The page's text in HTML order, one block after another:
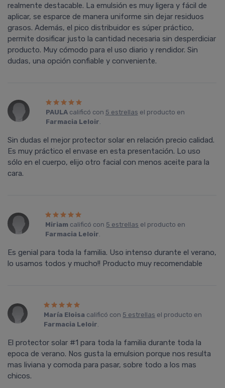
realmente destacable. La emulsión es muy ligera y fácil de
aplicar, se esparce de manera uniforme sin dejar residuos
grasos. Además, el pico distribuidor es súper práctico,
permite dosificar justo la cantidad necesaria sin desperdiciar
producto. Muy cómodo para el uso diario y rendidor. Sin
dudas, una opción confiable y conveniente.
PAULAcalificó con 5 estrellas el producto en
Farmacia Leloir.
Sin dudas el mejor protector solar en relación precio calidad.
Es muy práctico el envase en esta presentación. Lo uso
sólo en el cuerpo, elijo otro facial con menos aceite para la
cara.
Miriam calificó con 5 estrellas el producto en
Farmacia Leloir.
Es genial para toda la familia. Uso intenso durante el verano,
lo usamos todos y mucho!! Producto muy recomendable
María Eloisa calificó con 5 estrellas el producto en
Farmacia Leloir.
El protector solar #1 para toda la familia durante toda la
epoca de verano. Nos gusta la emulsion porque nos resulta
mas liviana y comoda para pasar, sobre todo a los mas
chicos.